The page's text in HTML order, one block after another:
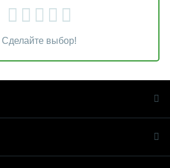
Сделайте выбор!